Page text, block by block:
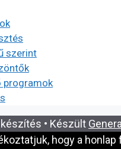
szerint
programok
• Készült
hogy a